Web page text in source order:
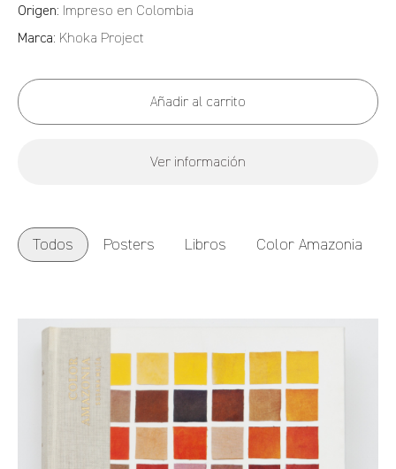
Origen: Impreso en Colombia
Marca: Khoka Project
Añadir al carrito
Ver información
Todos Posters Libros Color Amazonia